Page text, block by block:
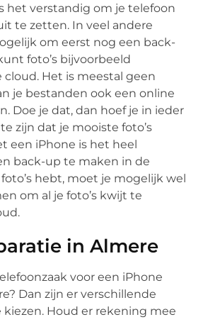
het verstandig om je telefoon
te zetten. In veel andere
om eerst nog een back-
foto’s bijvoorbeeld
cloud. Het is meestal geen
je bestanden ook een online
Doe je dat, dan hoef je in ieder
zijn dat je mooiste foto’s
een iPhone is het heel
back-up te maken in de
foto’s hebt, moet je mogelijk wel
om al je foto’s kwijt te
in Almere
voor een iPhone
Dan zijn er verschillende
Houd er rekening mee